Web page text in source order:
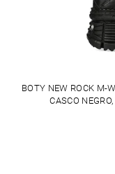
BOTY NEW ROCK M-
CASCO